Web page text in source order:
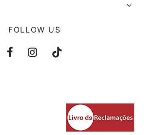
FOLLOW US